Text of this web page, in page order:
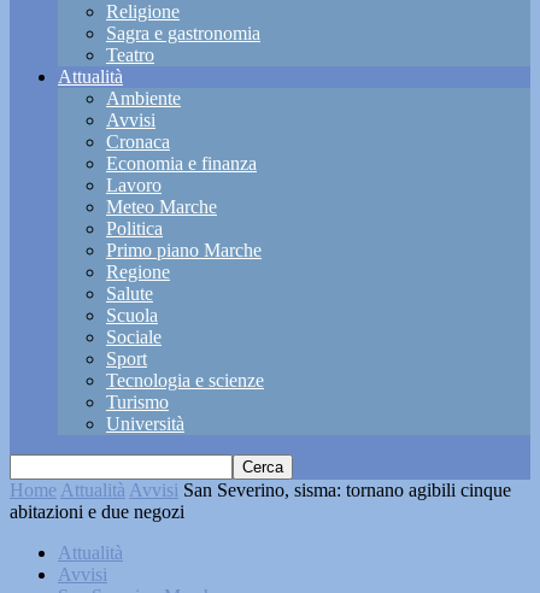
Religione
Sagra e gastronomia
Teatro
Attualità
Ambiente
Avvisi
Cronaca
Economia e finanza
Lavoro
Meteo Marche
Politica
Primo piano Marche
Regione
Salute
Scuola
Sociale
Sport
Tecnologia e scienze
Turismo
Università
Home Attualità Avvisi San Severino, sisma: tornano agibili cinque
abitazioni e due negozi
Attualità
Avvisi